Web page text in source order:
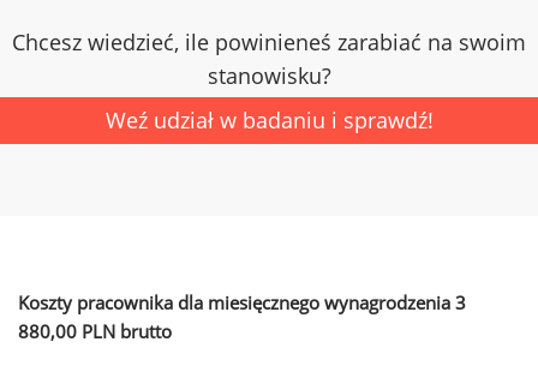
Chcesz wiedzieć, ile powinieneś zarabiać na swoim
stanowisku?
Weź udział w badaniu i sprawdź!
Koszty pracownika dla miesięcznego wynagrodzenia 3
880,00 PLN brutto